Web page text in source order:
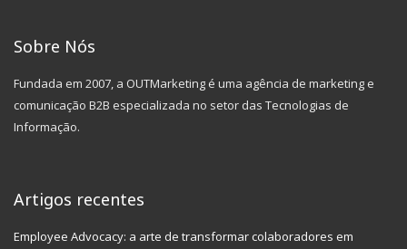
Sobre Nós
Fundada em 2007, a OUTMarketing é uma agência de marketing e
comunicação B2B especializada no setor das Tecnologias de
Informação.
Artigos recentes
Employee Advocacy: a arte de transformar colaboradores em